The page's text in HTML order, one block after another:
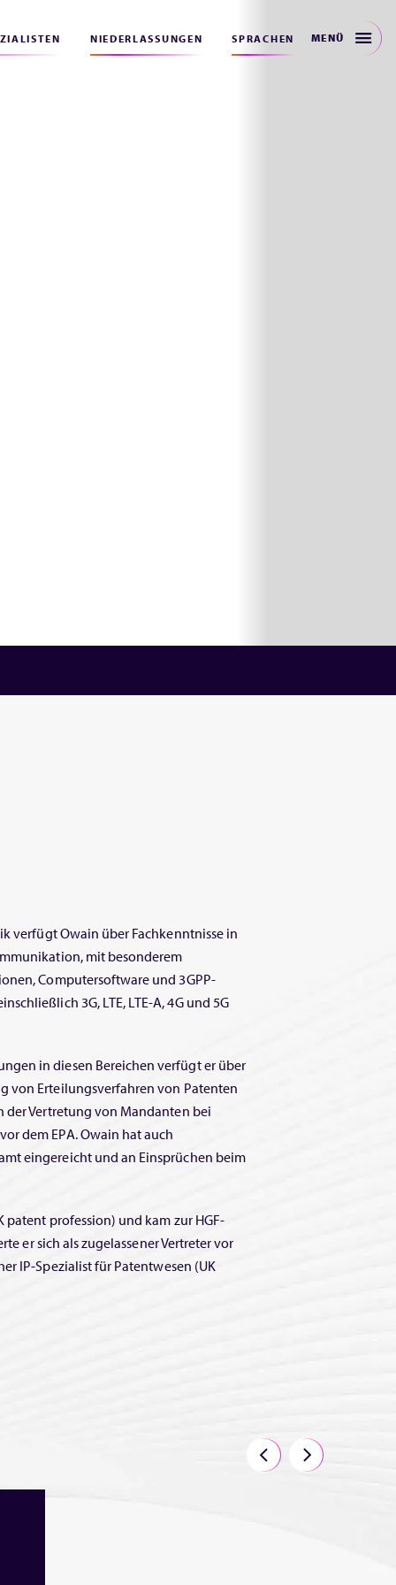
NIEDERLASSUNGEN SPRACHEN MENÜ
verfügt Owain über Fachkenntnisse in
mit besonderem
Computersoftware und 3GPP-
3G, LTE, LTE-A, 4G und 5G
in diesen Bereichen verfügt er über
von Erteilungsverfahren von Patenten
der Vertretung von Mandanten bei
dem EPA. Owain hat auch
eingereicht und an Einsprüchen beim
patent profession) und kam zur HGF-
er sich als zugelassener Vertreter vor
IP-Spezialist für Patentwesen (UK